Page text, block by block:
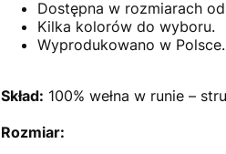
Dostępna w rozmiarach od
Kilka kolorów do wyboru.
Wyprodukowano w Polsce.
Skład: 100% wełna w runie –
Rozmiar: